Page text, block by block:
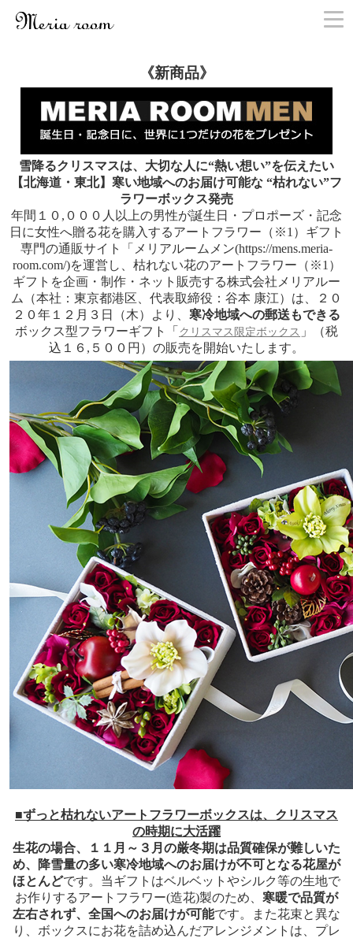
お問い合わせ
《新商品》
雪降るクリスマスは、大切な人に“熱い想い”を伝えたい
【北海道・東北】寒い地域へのお届け可能な “枯れない”フ
ラワーボックス発売
年間１０,０００人以上の男性が誕生日・プロポーズ・記念
日に女性へ贈る花を購入するアートフラワー（※1）ギフト
専門の通販サイト「メリアルームメン(https://mens.meria-
room.com/)を運営し、枯れない花のアートフラワー（※1）
ギフトを企画・制作・ネット販売する株式会社メリアルー
ム（本社：東京都港区、代表取締役：谷本 康江）は、２０
２０年１２月３日（木）より、 寒冷地域への郵送もできる
ボックス型フラワーギフト「 クリスマス限定ボックス 」（税
込１６,５００円）の販売を開始いたします。
■ずっと枯れないアートフラワーボックスは、クリスマス
の時期に大活躍
生花の場合、１１月～３月の厳冬期は品質確保が難しいた
め、降雪量の多い寒冷地域へのお届けが不可となる花屋が
ほとんどです。当ギフトはベルベットやシルク等の生地で
お作りするアートフラワー(造花)製のため、 寒暖で品質が
左右されず、全国へのお届けが可能です。また花束と異な
り、ボックスにお花を詰め込んだアレンジメントは、プレ